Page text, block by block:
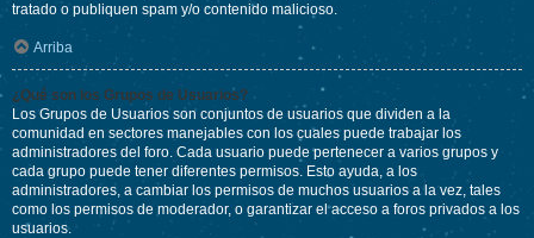
tratado o publiquen spam y/o contenido malicioso.
Arriba
¿Qué son los Grupos de Usuarios?
Los Grupos de Usuarios son conjuntos de usuarios que dividen a la
comunidad en sectores manejables con los cuales puede trabajar los
administradores del foro. Cada usuario puede pertenecer a varios grupos y
cada grupo puede tener diferentes permisos. Esto ayuda, a los
administradores, a cambiar los permisos de muchos usuarios a la vez, tales
como los permisos de moderador, o garantizar el acceso a foros privados a los
usuarios.